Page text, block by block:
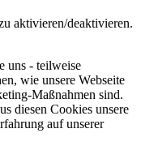
aktivieren/deaktivieren.
uns - teilweise
wie unsere Webseite
Maßnahmen sind.
diesen Cookies unsere
auf unserer